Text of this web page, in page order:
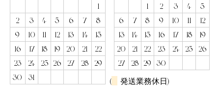
1
2
3 4 5 6 7
8
9
10 11 12 13 14
15
16
17 18 19 20 21
22
23
24 25 26 27 28
29
30
31
1
2 3 4
5
6
7 8 9 10 11
12
13
14 15 16 17 18
19
20
21 22 23 24 25
26
27
28 29
30
(
発送業務休日)